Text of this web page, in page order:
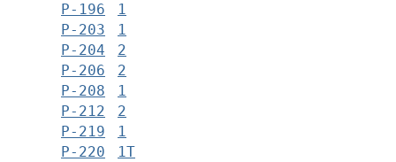
Р-196
1
Р-203
1
Р-204
2
Р-206
2
Р-208
1
Р-212
2
Р-219
1
Р-220
1Т